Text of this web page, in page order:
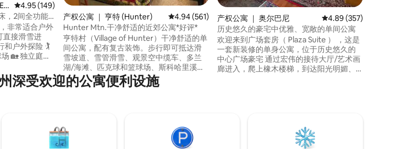
评价平均评分 4.95 分（满分 5 分），共 149 条评价
4.95 (149)
，2间全功能
非常适合户外
直接滑雪进
🏡 独立庭
人入住 🛁 2间全
充足的厨房 📍
产权公寓 ｜ 亨特 (Hunter) 平均评分 4.94 分（满分 5 分），共 561 条评价
4.94 (561)
Hunter Mtn.干净舒适的近郊公寓*好评*
亨特村（Village of Hunter）干净舒适的单
间公寓，配有复古装饰。步行即可抵达滑
雪坡道、雪管滑雪、观景空中缆车、多兰
湖/海滩、匹克球和篮球场、斯科哈里溪、
飞钓、徒步旅行、飞盘高尔夫、商店、餐
厅和步道公交车站。配备全尺寸舒适
Netflix、HBOGO、Pandora。禁止携带宠
物/禁止在房源内吸烟或吸食电子烟。谢谢
产权公寓 ｜ 奥尔巴尼 平均评分 4.89 分（满
4.89 (357)
历史悠久的豪宅中优雅、宽敞的单间公寓
欢迎来到广场套房（ Plaza Suite ） ，这是
一套新装修的单身公寓，位于历史悠久的
中心广场豪宅 通过宏伟的接待大厅/艺术画
廊进入，爬上橡木楼梯，到达阳光明媚、
深受欢迎的公寓便利设施